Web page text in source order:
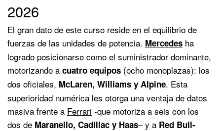
2026
El gran dato de este curso reside en el equilibrio de
fuerzas de las unidades de potencia. Mercedes ha
logrado posicionarse como el suministrador dominante,
motorizando a cuatro equipos (ocho monoplazas): los
dos oficiales, McLaren, Williams y Alpine. Esta
superioridad numérica les otorga una ventaja de datos
masiva frente a Ferrari -que motoriza a seis con los
dos de Maranello, Cadillac y Haas– y a Red Bull-